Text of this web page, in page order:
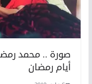
صورة .. محمد
أيام رمضان